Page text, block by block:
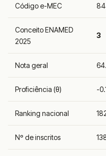
Código e-MEC
Conceito ENAMED
2025
3
Nota geral
Proficiência (θ) -
Ranking nacional
Nº de inscritos